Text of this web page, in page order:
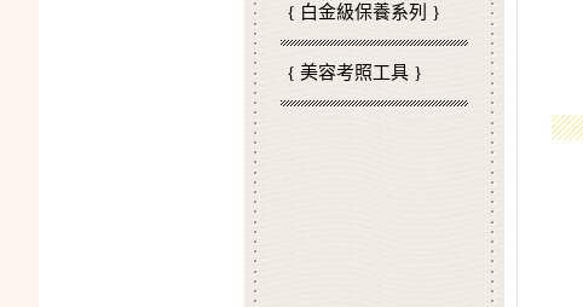
{ 白金級保養系列 }
{ 美容考照工具 }